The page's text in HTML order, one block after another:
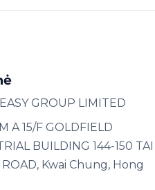
GROUP LIMITED
A 15/F GOLDFIELD
BUILDING 144-150 TAI
ROAD, Kwai Chung, Hong